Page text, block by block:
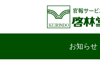
お知らせ